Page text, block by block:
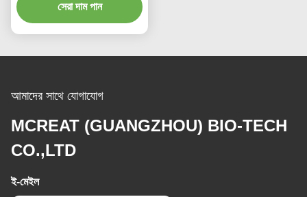
সেরা দাম পান
আমাদের সাথে যোগাযোগ
MCREAT (GUANGZHOU) BIO-TECH
CO.,LTD
ই-মেইল